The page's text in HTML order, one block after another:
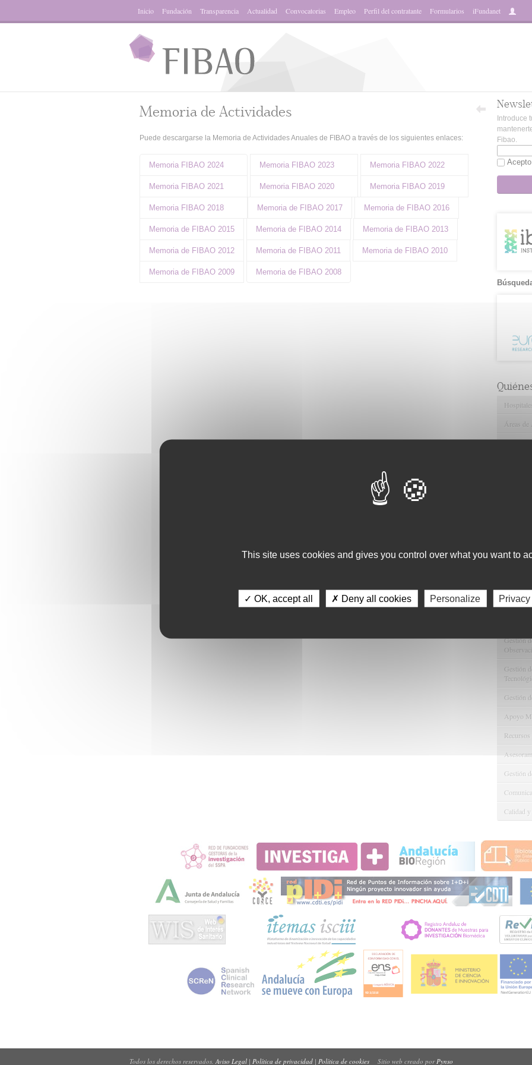
Inicio Fundación Transparencia Actualidad Convocatorias Empleo Perfil del contratante Formularios iFundanet
Memoria de Actividades
Puede descargarse la Memoria de Actividades Anuales de FIBAO a través de los siguientes enlaces:
Memoria FIBAO 2024 Memoria FIBAO 2023 Memoria FIBAO 2022
Memoria FIBAO 2021 Memoria FIBAO 2020 Memoria FIBAO 2019
Memoria FIBAO 2018 Memoria de FIBAO 2017 Memoria de FIBAO 2016
Memoria de FIBAO 2015 Memoria de FIBAO 2014 Memoria de FIBAO 2013
Memoria de FIBAO 2012 Memoria de FIBAO 2011 Memoria de FIBAO 2010
Memoria de FIBAO 2009 Memoria de FIBAO 2008
Introduce
Fibao.
Áreas
Memoria
Gestión
Gestión
Tecnológica
Gestión
Apoyo
Gestión
Calidad
Todos los derechos reservados.Aviso Legal| Política de privacidad| Política de cookiesSitio web creado porPynso
This site uses cookies and gives you control over what you want to
✓ OK, accept all ✗ Deny all cookies Personalize